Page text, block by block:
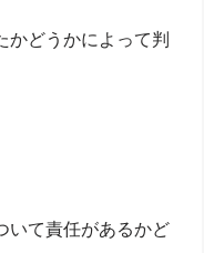
かどうかによって判
いて責任があるかど